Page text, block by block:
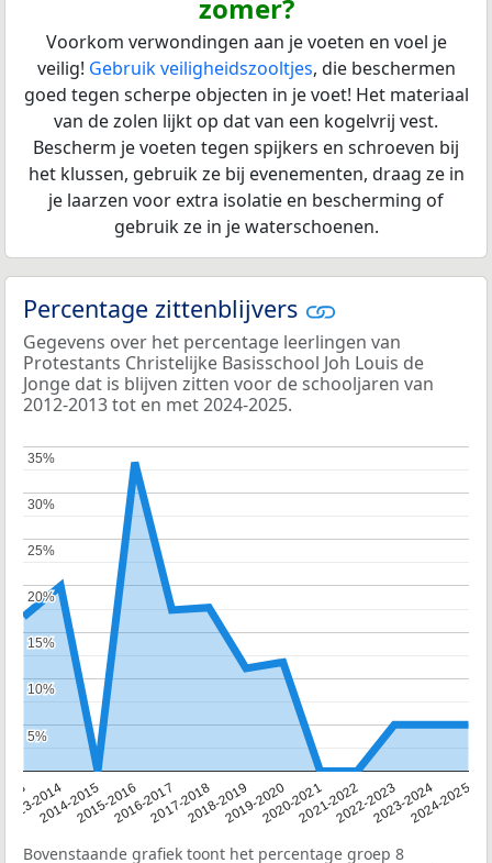
zomer?
Voorkom verwondingen aan je voeten en voel je
veilig! Gebruik veiligheidszooltjes, die beschermen
goed tegen scherpe objecten in je voet! Het materiaal
van de zolen lijkt op dat van een kogelvrij vest.
Bescherm je voeten tegen spijkers en schroeven bij
het klussen, gebruik ze bij evenementen, draag ze in
je laarzen voor extra isolatie en bescherming of
gebruik ze in je waterschoenen.
Percentage zittenblijvers
Gegevens over het percentage leerlingen van
Protestants Christelijke Basisschool Joh Louis de
Jonge dat is blijven zitten voor de schooljaren van
2012-2013 tot en met 2024-2025.
2013-20142014-20152015-20162016-20172017-20182018-20192019-20202020-20212021-20222022-20232023-20242024-2025
5%
5%
10%
10%
15%
15%
20%
20%
25%
25%
30%
30%
35%
35%
Bovenstaande grafiek toont het percentage groep 8